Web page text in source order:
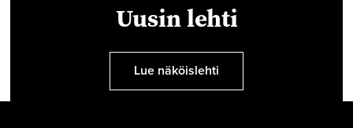
Uusin lehti
Lue näköislehti